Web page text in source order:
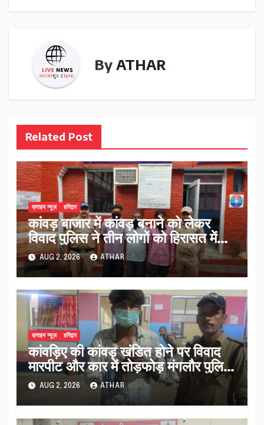
By ATHAR
Related Post
क्राइम न्यूज़ हरिद्वार
कांवड़ बाजार में कांवड़ बनाने को लेकर
विवाद पुलिस ने तीन लोगों को हिरासत में
लिया…
AUG 2, 2026 ATHAR
क्राइम न्यूज़ हरिद्वार
कांवड़िए की कांवड़ खंडित होने पर विवाद
मारपीट और कार में तोड़फोड़ मंगलौर पुलिस
ने एक आरोपी पकड़ा…
AUG 2, 2026 ATHAR